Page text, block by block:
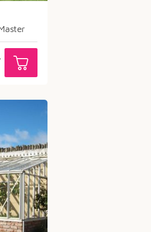
Prijsklasse:
€3.052